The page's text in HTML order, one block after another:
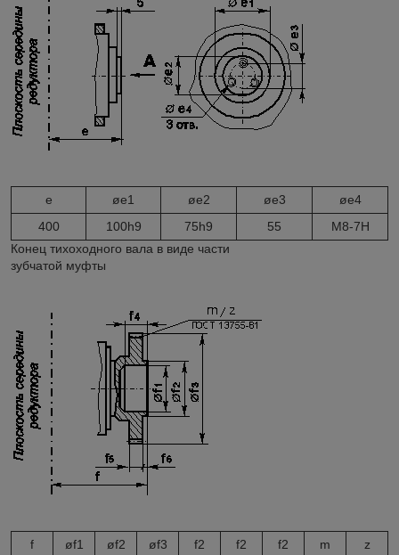
e øe1 øe2 øe3 øe4
400
100h9 75h9 55
M8-7H
Конец тихоходного вала в виде части
зубчатой муфты
f øf1 øf2 øf3 f2 f2 f2 m
z